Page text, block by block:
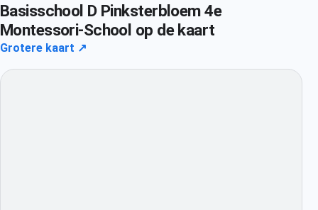
Basisschool D Pinksterbloem 4e
Montessori-School op de kaart
Grotere kaart ↗